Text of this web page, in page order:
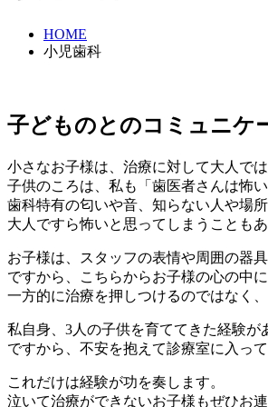
HOME
小児歯科
子どものとのコミュニケ
小さなお子様は、治療に対して大人で
子供のころは、私も「歯医者さんは怖
歯科特有の匂いや音、知らない人や場所
大人ですら怖いと思ってしまうことも
お子様は、スタッフの表情や周囲の器
ですから、こちらからお子様の心の中
一方的に治療を押しつけるのではなく
私自身、3人の子供を育ててきた経験が
ですから、不安を抱えて診療室に入っ
これだけは経験が功を奏します。
泣いて治療ができないお子様もぜひお連